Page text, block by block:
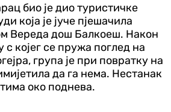
био је дио туристичке
која је јуче пјешачила
Вереда дош Балкоеш. Након
с којег се пружа поглед на
група је при повратку на
да га нема. Нестанак
око поднева.